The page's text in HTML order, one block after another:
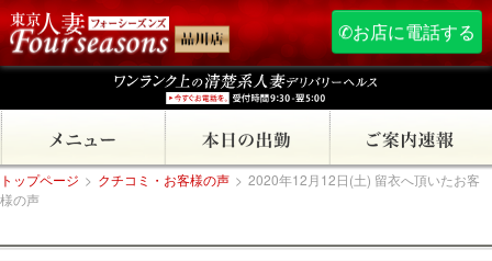
✆お店に電話する
トップページ > クチコミ・お客様の声 > 2020年12月12日(土) 留衣へ頂いたお客
様の声